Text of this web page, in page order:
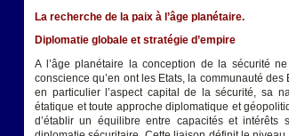
La recherche de la paix à l’âge planétaire.
Diplomatie globale et stratégie d’empire
A l’âge planétaire la conception de la sécurité
conscience qu’en ont les Etats, la communauté
en particulier l’aspect capital de la sécurité, sa
étatique et toute approche diplomatique et
d’établir un équilibre entre capacités et